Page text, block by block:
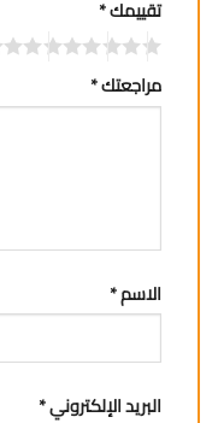
تقييمك*
مراجعتك*
الاسم*
البريد الإلكتروني*